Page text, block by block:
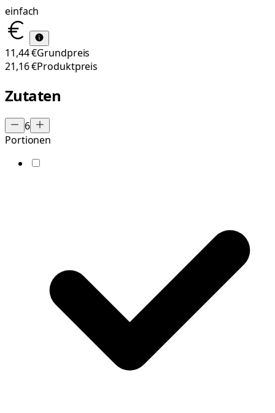
einfach
11,44 €Grundpreis
21,16 €Produktpreis
Zutaten
6
Portionen